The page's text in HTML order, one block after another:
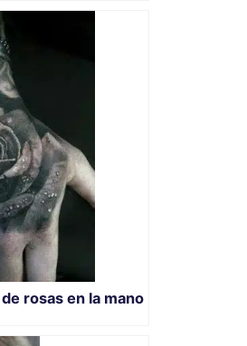
rosas en la mano